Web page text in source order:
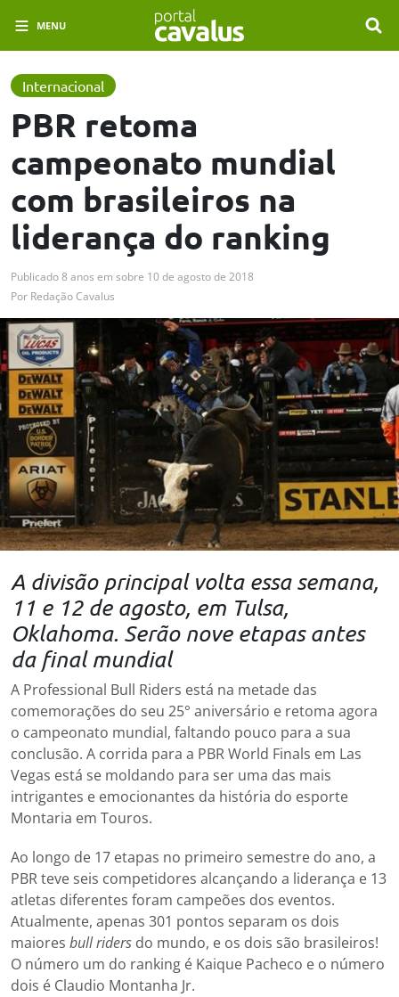
MENU
Internacional
PBR retoma
campeonato mundial
com brasileiros na
liderança do ranking
Publicado8 anos em sobre 10 de agosto de 2018
Por Redação Cavalus
A divisão principal volta essa semana,
11 e 12 de agosto, em Tulsa,
Oklahoma. Serão nove etapas antes
da final mundial
A Professional Bull Riders está na metade das
comemorações do seu 25° aniversário e retoma agora
o campeonato mundial, faltando pouco para a sua
conclusão. A corrida para a PBR World Finals em Las
Vegas está se moldando para ser uma das mais
intrigantes e emocionantes da história do esporte
Montaria em Touros.
Ao longo de 17 etapas no primeiro semestre do ano, a
PBR teve seis competidores alcançando a liderança e 13
atletas diferentes foram campeões dos eventos.
Atualmente, apenas 301 pontos separam os dois
maiores bull riders do mundo, e os dois são brasileiros!
O número um do ranking é Kaique Pacheco e o número
dois é Claudio Montanha Jr.